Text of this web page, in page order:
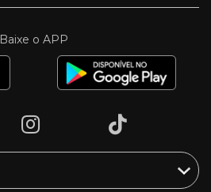
Baixe o APP